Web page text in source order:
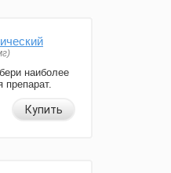
наиболее
препарат.
Купить